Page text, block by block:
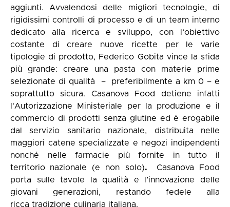
aggiunti. Avvalendosi delle migliori tecnologie, di
rigidissimi controlli di processo e di un team interno
dedicato alla ricerca e sviluppo, con l’obiettivo
costante di creare nuove ricette per le varie
tipologie di prodotto, Federico Gobita vince la sfida
più grande: creare una pasta con materie prime
selezionate di qualità – preferibilmente a km 0 – e
soprattutto sicura. Casanova Food detiene infatti
l'Autorizzazione Ministeriale per la produzione e il
commercio di prodotti senza glutine ed è erogabile
dal servizio sanitario nazionale, distribuita nelle
maggiori catene specializzate e negozi indipendenti
nonché nelle farmacie più fornite in tutto il
territorio
nazionale (e non solo). Casanova Food
porta sulle tavole la qualità e l’innovazione delle
giovani generazioni, restando fedele alla
ricca tradizione culinaria italiana.